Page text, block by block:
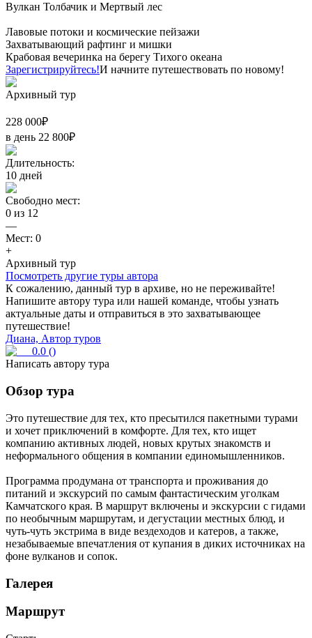
Вулкан Толбачик и Мертвый лес
Лавовые потоки и космические пейзажи
Захватывающий рафтинг и мишки
Крабовая вечеринка на берегу Тихого океана
Зарегистрируйтесь!И начните путешествовать по новому!
Архивный тур
228 000₽
в день 22 800₽
Длительность:
10 дней
Свободно мест:
0 из 12
—
Мест: 0
+
Архивный тур
Посмотреть другие туры автора
К сожалению, данный тур в архиве, но не переживайте!
Напишите автору тура или нашей команде, чтобы узнать
актуальные даты и отправиться в это захватывающее
путешествие!
Диана, Автор туров
0.0 ()
Написать автору тура
Обзор тура
Это путешествие для тех, кто пресытился пакетными турами
и хочет приключений в комфорте. Для тех, кто ищет
компанию активных людей, новых крутых знакомств и
неформального общения в компании единомышленников.
Программа продумана от транспорта и проживания до
питаний и экскурсий по самым фантастическим уголкам
Камчатского края. В маршрут включены и экскурсии с гидами
по необычным маршрутам, и дегустации местных блюд, и
чуть-чуть экстрима в виде вездеходов и катеров, а также,
незабываемые впечатления от купания в диких источниках на
фоне вулканов и сопок.
Галерея
Маршрут